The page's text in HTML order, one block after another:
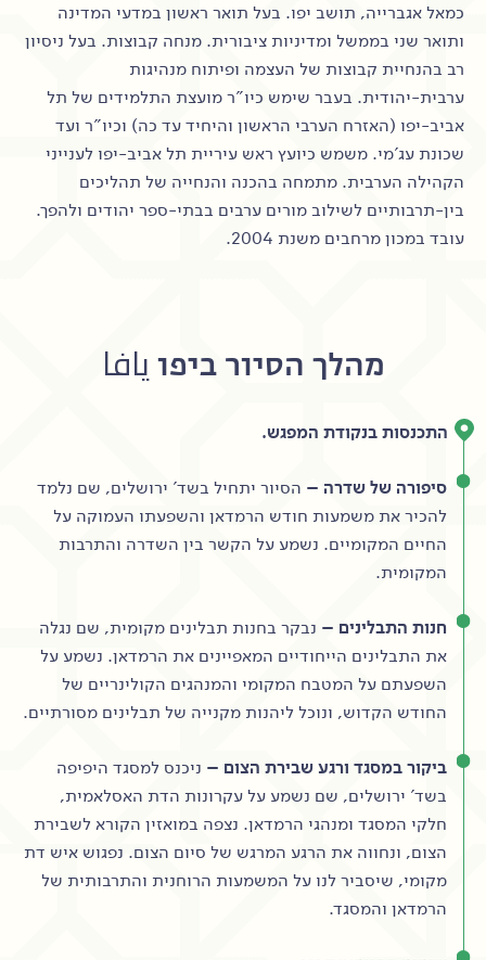
כמאל אגברייה, תושב יפו. בעל תואר ראשון במדעי המדינה
ותואר שני בממשל ומדיניות ציבורית. מנחה קבוצות. בעל ניסיון
רב בהנחיית קבוצות של העצמה ופיתוח מנהיגות
ערבית-יהודית. בעבר שימש כיו"ר מועצת התלמידים של תל
אביב-יפו (האזרח הערבי הראשון והיחיד עד כה) וכיו"ר ועד
שכונת עג'מי. משמש כיועץ ראש עיריית תל אביב-יפו לענייני
הקהילה הערבית. מתמחה בהכנה והנחייה של תהליכים
בין-תרבותיים לשילוב מורים ערבים בבתי-ספר יהודים ולהפך.
עובד במכון מרחבים משנת 2004.
מהלך הסיור ביפו يافا
התכנסות בנקודת המפגש.
סיפורה של שדרה – הסיור יתחיל בשד' ירושלים, שם נלמד
להכיר את משמעות חודש הרמדאן והשפעתו העמוקה על
החיים המקומיים. נשמע על הקשר בין השדרה והתרבות
המקומית.
חנות התבלינים – נבקר בחנות תבלינים מקומית, שם נגלה
את התבלינים הייחודיים המאפיינים את הרמדאן. נשמע על
השפעתם על המטבח המקומי והמנהגים הקולינריים של
החודש הקדוש, ונוכל ליהנות מקנייה של תבלינים מסורתיים.
ביקור במסגד ורגע שבירת הצום – ניכנס למסגד היפיפה
בשד' ירושלים, שם נשמע על עקרונות הדת האסלאמית,
חלקי המסגד ומנהגי הרמדאן. נצפה במואזין הקורא לשבירת
הצום, ונחווה את הרגע המרגש של סיום הצום. נפגוש איש דת
מקומי, שיסביר לנו על המשמעות הרוחנית והתרבותית של
הרמדאן והמסגד.